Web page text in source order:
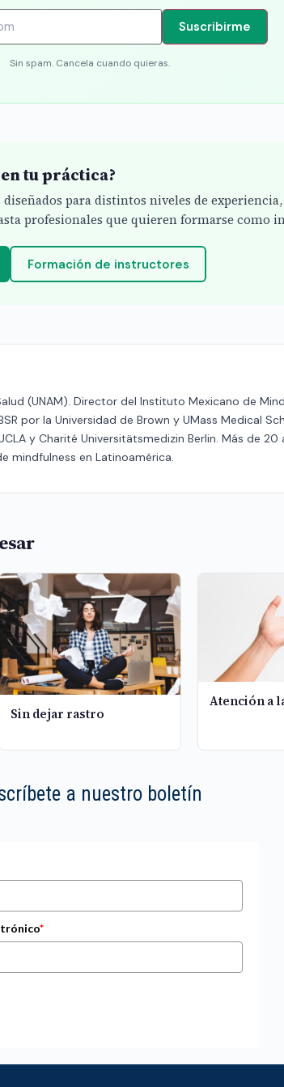
Suscribirme
Sin spam. Cancela cuando quieras.
tu práctica?
para distintos niveles de experiencia,
profesionales que quieren formarse como
Formación de instructores
(UNAM). Director del Instituto Mexicano de
por la Universidad de Brown y UMass Medical
y Charité Universitätsmedizin Berlin. Más de 20
mindfulness en Latinoamérica.
Sin dejar rastro
Atención a
a nuestro boletín
*